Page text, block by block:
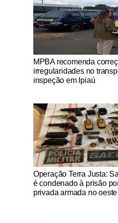
Notícias Católicas
MPBA recomenda
irregularidades no
inspeção em Ipiaú
Notícias Católicas
Operação Terra Justa:
é condenado à prisão
privada armada no